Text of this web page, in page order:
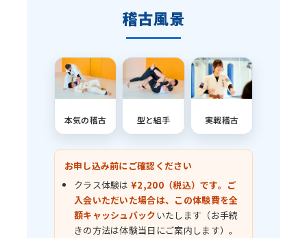
稽古風景
本気の稽古 型と組手 実戦稽古
お申し込み前にご確認ください
クラス体験は¥2,200（税込）です。ご
入会いただいた場合は、この体験費を全
額キャッシュバック いたします（お手続
きの方法は体験当日にご案内します）。